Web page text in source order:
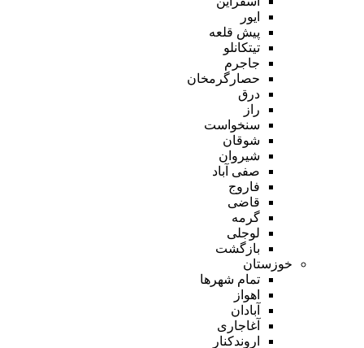
ایور
پیش قلعه
تیتکانلو
جاجرم
حصارگرمخان
درق
راز
سنخواست
شوقان
شیروان
صفی آباد
فاروج
قاضی
گرمه
لوجلی
بازگشت
خوزستان
تمام شهر‌ها
اهواز
آبادان
آغاجاری
اروندکنار